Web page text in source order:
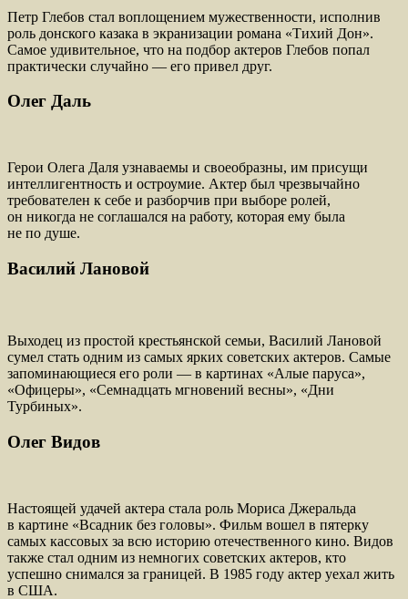
Петр Глебов стал воплощением мужественности, исполнив
роль донского казака в экранизации романа «Тихий Дон».
Самое удивительное, что на подбор актеров Глебов попал
практически случайно — его привел друг.
Олег Даль
Герои Олега Даля узнаваемы и своеобразны, им присущи
интеллигентность и остроумие. Актер был чрезвычайно
требователен к себе и разборчив при выборе ролей,
он никогда не соглашался на работу, которая ему была
не по душе.
Василий Лановой
Выходец из простой крестьянской семьи, Василий Лановой
сумел стать одним из самых ярких советских актеров. Самые
запоминающиеся его роли — в картинах «Алые паруса»,
«Офицеры», «Семнадцать мгновений весны», «Дни
Турбиных».
Олег Видов
Настоящей удачей актера стала роль Мориса Джеральда
в картине «Всадник без головы». Фильм вошел в пятерку
самых кассовых за всю историю отечественного кино. Видов
также стал одним из немногих советских актеров, кто
успешно снимался за границей. В 1985 году актер уехал жить
в США.